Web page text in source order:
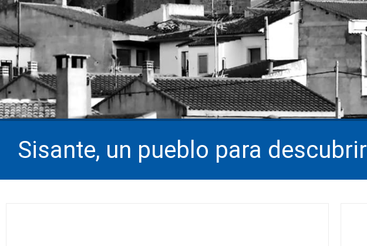
Sisante, un pueblo para descubrir